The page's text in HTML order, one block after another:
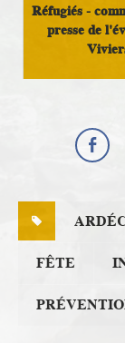
Réfugiés -
presse de
FÊTE